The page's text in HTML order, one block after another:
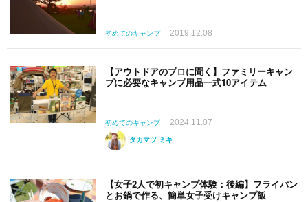
初めてのキャンプ 2019.12.08
【アウトドアのプロに聞く】ファミリーキャン
プに必要なキャンプ用品一式10アイテム
初めてのキャンプ
2024.11.07
タカマツ ミキ
【女子2人で初キャンプ体験：後編】フライパン
とお鍋で作る、簡単女子受けキャンプ飯